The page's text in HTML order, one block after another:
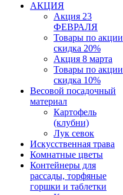
АКЦИЯ
Акция 23
ФЕВРАЛЯ
Товары по акции
скидка 20%
Акция 8 марта
Товары по акции
скидка 10%
Весовой посадочный
материал
Картофель
(клубни)
Лук севок
Искусственная трава
Комнатные цветы
Контейнеры для
рассады, торфяные
горшки и таблетки